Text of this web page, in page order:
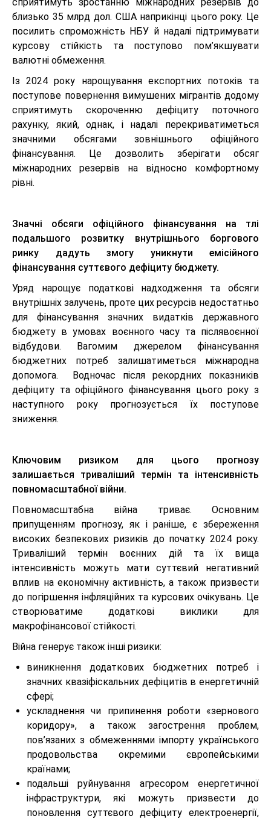
близько 35 млрд дол. США наприкінці цього року. Це
посилить спроможність НБУ й надалі підтримувати
курсову стійкість та поступово пом’якшувати
валютні обмеження.
Із 2024 року нарощування експортних потоків та
поступове повернення вимушених мігрантів додому
сприятимуть скороченню дефіциту поточного
рахунку, який, однак, і надалі перекриватиметься
значними обсягами зовнішнього офіційного
фінансування. Це дозволить зберігати обсяг
міжнародних резервів на відносно комфортному
рівні.
Значні обсяги офіційного фінансування на тлі
подальшого розвитку внутрішнього боргового
ринку дадуть змогу уникнути емісійного
фінансування суттєвого дефіциту бюджету.
Уряд нарощує податкові надходження та обсяги
внутрішніх залучень, проте цих ресурсів недостатньо
для фінансування значних видатків державного
бюджету в умовах воєнного часу та післявоєнної
відбудови. Вагомим джерелом фінансування
бюджетних потреб залишатиметься міжнародна
допомога. Водночас після рекордних показників
дефіциту та офіційного фінансування цього року з
наступного року прогнозується їх поступове
зниження.
Ключовим ризиком для цього прогнозу
залишається триваліший термін та інтенсивність
повномасштабної війни.
Повномасштабна війна триває. Основним
припущенням прогнозу, як і раніше, є збереження
високих безпекових ризиків до початку 2024 року.
Триваліший термін воєнних дій та їх вища
інтенсивність можуть мати суттєвий негативний
вплив на економічну активність, а також призвести
до погіршення інфляційних та курсових очікувань. Це
створюватиме додаткові виклики для
макрофінансової стійкості.
Війна генерує також інші ризики:
виникнення додаткових бюджетних потреб і
значних квазіфіскальних дефіцитів в енергетичній
сфері;
ускладнення чи припинення роботи «зернового
коридору», а також загострення проблем,
пов’язаних з обмеженнями імпорту українського
продовольства окремими європейськими
країнами;
подальші руйнування агресором енергетичної
інфраструктури, які можуть призвести до
поновлення суттєвого дефіциту електроенергії,